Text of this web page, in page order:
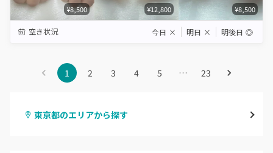
¥8,500 ¥12,800 ¥8,500
空き状況 今日 × 明日 × 明後日 ◎
1 2 3 4 5 … 23
東京都のエリアから探す